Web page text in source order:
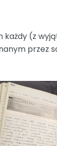
każdy (z
przez